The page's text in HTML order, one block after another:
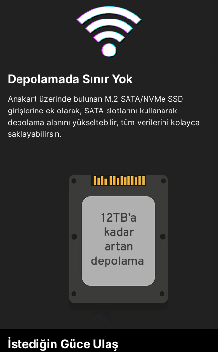
Depolamada Sınır Yok
Anakart üzerinde bulunan M.2 SATA/NVMe SSD
girişlerine ek olarak, SATA slotlarını kullanarak
depolama alanını yükseltebilir, tüm verilerini kolayca
saklayabilirsin.
İstediğin Güce Ulaş